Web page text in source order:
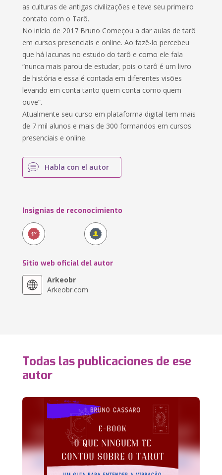
as culturas de antigas civilizações e teve seu primeiro
contato com o Tarô.
No início de 2017 Bruno Começou a dar aulas de tarô
em cursos presenciais e online. Ao fazê-lo percebeu
que há lacunas no estudo do tarô e como ele fala
“nunca mais parou de estudar, pois o tarô é um livro
de história e essa é contada em diferentes visões
levando em conta tanto quem conta como quem
ouve”.
Atualmente seu curso em plataforma digital tem mais
de 7 mil alunos e mais de 300 formandos em cursos
presenciais e online.
Habla con el autor
Insignias de reconocimiento
Sitio web oficial del autor
Arkeobr
Arkeobr.com
Todas las publicaciones de ese
autor